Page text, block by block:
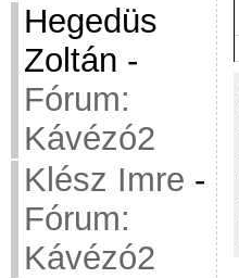
Hegedüs
Zoltán -
Fórum:
Kávézó2
Klész Imre -
Fórum:
Kávézó2